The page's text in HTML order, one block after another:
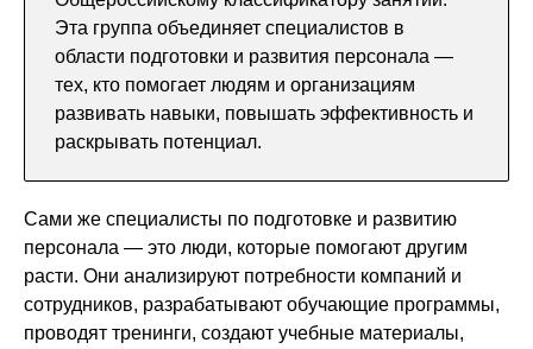
Эта группа объединяет специалистов в
области подготовки и развития персонала —
тех, кто помогает людям и организациям
развивать навыки, повышать эффективность и
раскрывать потенциал.
Сами же специалисты по подготовке и развитию
персонала — это люди, которые помогают другим
расти. Они анализируют потребности компаний и
сотрудников, разрабатывают обучающие программы,
проводят тренинги, создают учебные материалы,